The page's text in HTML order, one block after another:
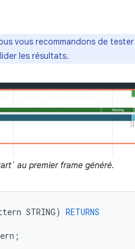
vous recommandons de
les résultats.
au premier frame généré.
STRING) RETURNS
;